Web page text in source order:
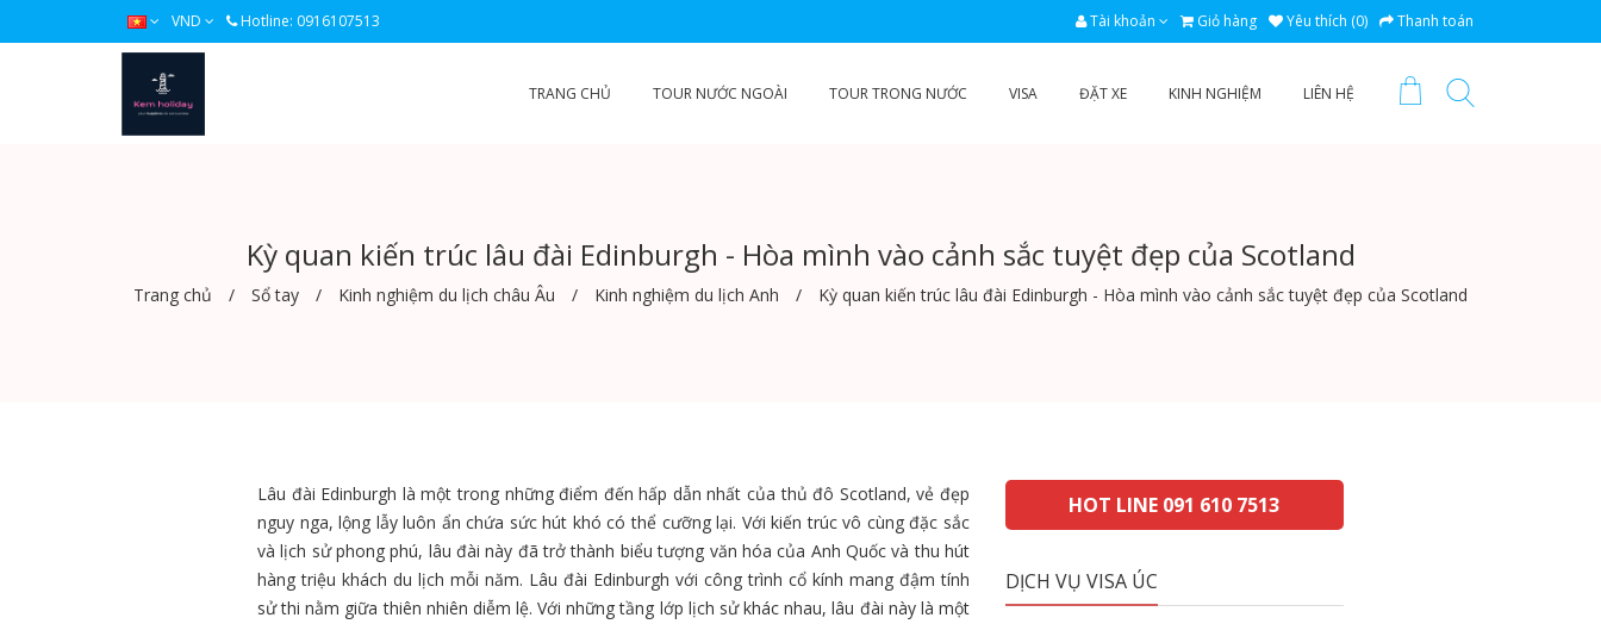
VND Hotline: 0916107513 Tài khoản Giỏ hàng Yêu thích (0) Thanh toán
TRANG CHỦ TOUR NƯỚC NGOÀI TOUR TRONG NƯỚC VISA ĐẶT XE KINH NGHIỆM LIÊN HỆ
Kỳ quan kiến trúc lâu đài Edinburgh - Hòa mình vào cảnh sắc tuyệt đẹp của Scotland
Trang chủ Sổ tay Kinh nghiệm du lịch châu Âu Kinh nghiệm du lịch Anh Kỳ quan kiến trúc lâu đài Edinburgh - Hòa mình vào cảnh sắc tuyệt đẹp của Scotland
Lâu đài Edinburgh là một trong những điểm đến hấp dẫn nhất của thủ đô Scotland, vẻ đẹp
nguy nga, lộng lẫy luôn ẩn chứa sức hút khó có thể cưỡng lại. Với kiến trúc vô cùng đặc sắc
và lịch sử phong phú, lâu đài này đã trở thành biểu tượng văn hóa của Anh Quốc và thu hút
hàng triệu khách du lịch mỗi năm. Lâu đài Edinburgh với công trình cổ kính mang đậm tính
sử thi nằm giữa thiên nhiên diễm lệ. Với những tầng lớp lịch sử khác nhau, lâu đài này là một
HOT LINE 091 610 7513
DỊCH VỤ VISA ÚC